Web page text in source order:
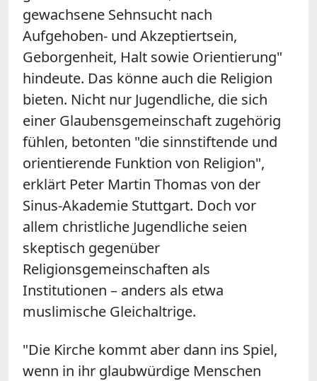
gewachsene Sehnsucht nach
Aufgehoben- und Akzeptiertsein,
Geborgenheit, Halt sowie Orientierung"
hindeute. Das könne auch die Religion
bieten. Nicht nur Jugendliche, die sich
einer Glaubensgemeinschaft zugehörig
fühlen, betonten "die sinnstiftende und
orientierende Funktion von Religion",
erklärt Peter Martin Thomas von der
Sinus-Akademie Stuttgart. Doch vor
allem christliche Jugendliche seien
skeptisch gegenüber
Religionsgemeinschaften als
Institutionen – anders als etwa
muslimische Gleichaltrige.
"Die Kirche kommt aber dann ins Spiel,
wenn in ihr glaubwürdige Menschen